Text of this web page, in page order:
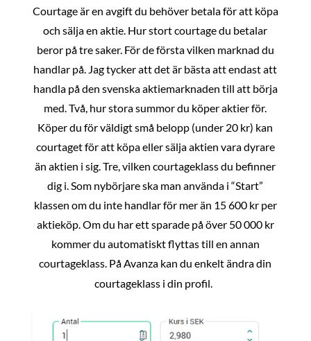
Courtage är en avgift du behöver betala för att köpa
och sälja en aktie. Hur stort courtage du betalar
beror på tre saker. För de första vilken marknad du
handlar på. Jag tycker att det är bästa att endast att
handla på den svenska aktiemarknaden till att börja
med. Två, hur stora summor du köper aktier för.
Köper du för väldigt små belopp (under 20 kr) kan
courtaget för att köpa eller sälja aktien vara dyrare
än aktien i sig. Tre, vilken courtageklass du befinner
dig i. Som nybörjare ska man använda i “Start”
klassen om du inte handlar för mer än 15 600 kr per
aktieköp. Om du har ett sparade på över 50 000 kr
kommer du automatiskt flyttas till en annan
courtageklass. På Avanza kan du enkelt ändra din
courtageklass i din profil.